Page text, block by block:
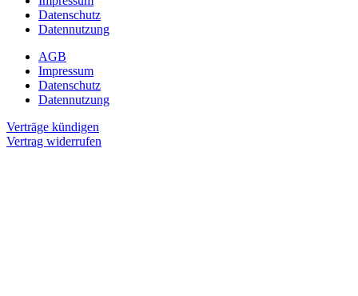
Datenschutz
Datennutzung
AGB
Impressum
Datenschutz
Datennutzung
Verträge kündigen
Vertrag widerrufen